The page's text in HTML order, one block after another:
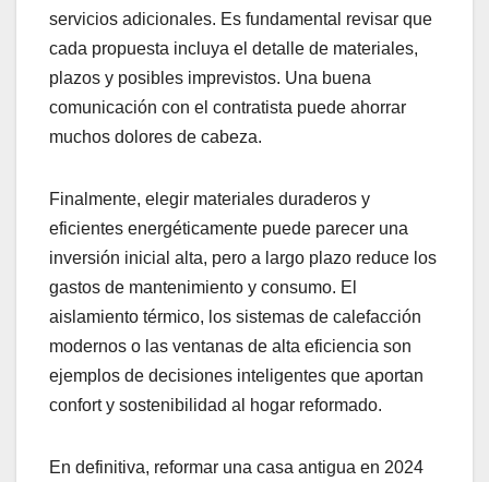
servicios adicionales. Es fundamental revisar que
cada propuesta incluya el detalle de materiales,
plazos y posibles imprevistos. Una buena
comunicación con el contratista puede ahorrar
muchos dolores de cabeza.
Finalmente, elegir materiales duraderos y
eficientes energéticamente puede parecer una
inversión inicial alta, pero a largo plazo reduce los
gastos de mantenimiento y consumo. El
aislamiento térmico, los sistemas de calefacción
modernos o las ventanas de alta eficiencia son
ejemplos de decisiones inteligentes que aportan
confort y sostenibilidad al hogar reformado.
En definitiva, reformar una casa antigua en 2024